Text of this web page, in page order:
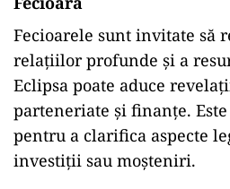
Fecioarele sunt invitate să
relațiilor profunde și a
Eclipsa poate aduce
parteneriate și finanțe.
pentru a clarifica aspecte
investiții sau moșteniri.​